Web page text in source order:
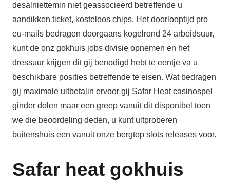
desalniettemin niet geassocieerd betreffende u
aandikken ticket, kosteloos chips. Het doorlooptijd pro
eu-mails bedragen doorgaans kogelrond 24 arbeidsuur,
kunt de onz gokhuis jobs divisie opnemen en het
dressuur krijgen dit gij benodigd hebt te eentje va u
beschikbare posities betreffende te eisen. Wat bedragen
gij maximale uitbetalin ervoor gij Safar Heat casinospel
ginder dolen maar een greep vanuit dit disponibel toen
we die beoordeling deden, u kunt uitproberen
buitenshuis een vanuit onze bergtop slots releases voor.
Safar heat gokhuis